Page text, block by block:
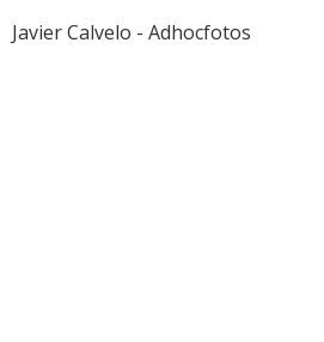
Javier Calvelo - Adhocfotos